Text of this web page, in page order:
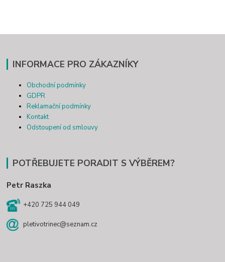
INFORMACE PRO ZÁKAZNÍKY
Obchodní podmínky
GDPR
Reklamační podmínky
Kontakt
Odstoupení od smlouvy
POTŘEBUJETE PORADIT S VÝBĚREM?
Petr Raszka
+420 725 944 049
pletivotrinec@seznam.cz